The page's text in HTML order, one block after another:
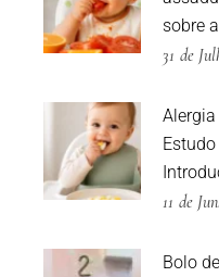
sobre
31 de
11 de
Bolo